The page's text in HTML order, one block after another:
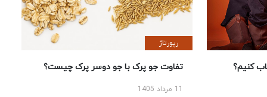
کنیم؟
رپورتاژ
تفاوت جو پرک با جو دوسر پرک چیست؟